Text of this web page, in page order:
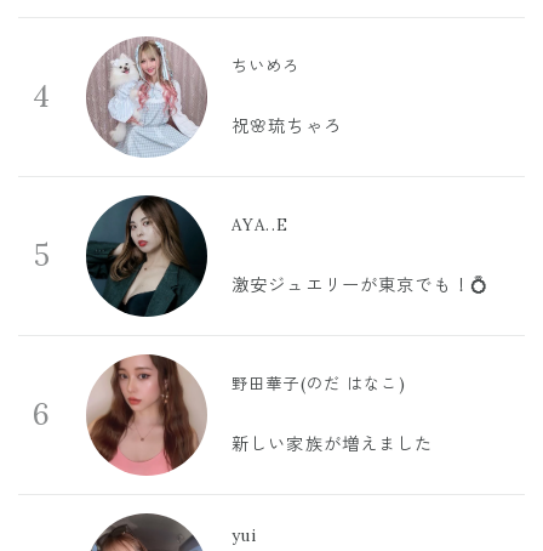
4
ちいめろ
祝🌸琉ちゃろ
5
AYA..E
激安ジュエリーが東京でも！💍
6
野田華子(のだ はなこ)
新しい家族が増えました
yui